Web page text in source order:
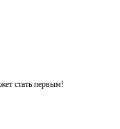
стать первым!